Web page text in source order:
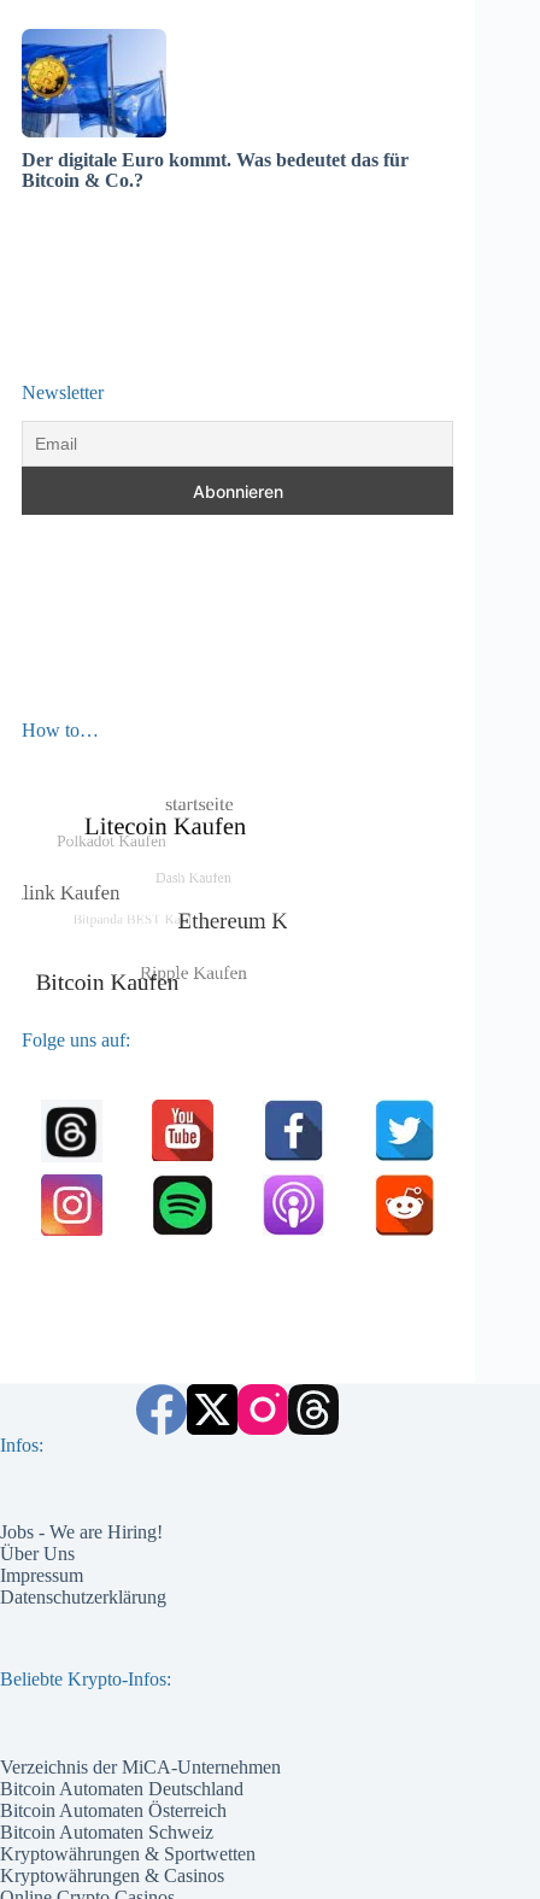
Der digitale Euro kommt. Was bedeutet das für
Bitcoin & Co.?
Newsletter
How to…
Folge uns auf:
Infos:
Jobs - We are Hiring!
Über Uns
Impressum
Datenschutzerklärung
Beliebte Krypto-Infos:
Verzeichnis der MiCA-Unternehmen
Bitcoin Automaten Deutschland
Bitcoin Automaten Österreich
Bitcoin Automaten Schweiz
Kryptowährungen & Sportwetten
Kryptowährungen & Casinos